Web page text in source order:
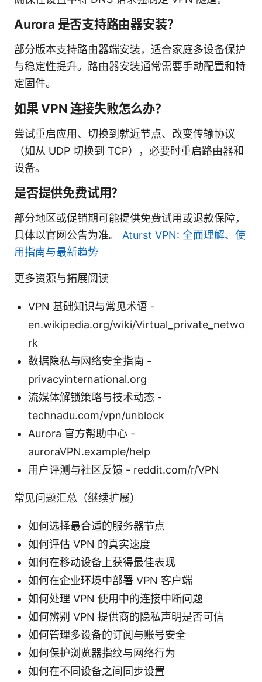
Aurora 是否支持路由器安装？
部分版本支持路由器端安装，适合家庭多设备保护
与稳定性提升。路由器安装通常需要手动配置和特
定固件。
如果 VPN 连接失败怎么办？
尝试重启应用、切换到就近节点、改变传输协议
（如从 UDP 切换到 TCP），必要时重启路由器和
设备。
是否提供免费试用？
部分地区或促销期可能提供免费试用或退款保障，
具体以官网公告为准。 Aturst VPN: 全面理解、使
用指南与最新趋势
更多资源与拓展阅读
VPN 基础知识与常见术语 -
en.wikipedia.org/wiki/Virtual_private_netwo
rk
数据隐私与网络安全指南 -
privacyinternational.org
流媒体解锁策略与技术动态 -
technadu.com/vpn/unblock
Aurora 官方帮助中心 -
auroraVPN.example/help
用户评测与社区反馈 - reddit.com/r/VPN
常见问题汇总（继续扩展）
如何选择最合适的服务器节点
如何评估 VPN 的真实速度
如何在移动设备上获得最佳表现
如何在企业环境中部署 VPN 客户端
如何处理 VPN 使用中的连接中断问题
如何辨别 VPN 提供商的隐私声明是否可信
如何管理多设备的订阅与账号安全
如何保护浏览器指纹与网络行为
如何在不同设备之间同步设置